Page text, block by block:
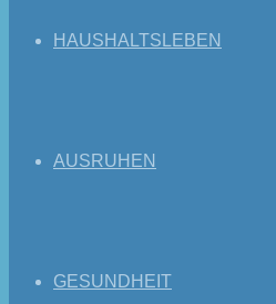
HAUSHALTSLEBEN
AUSRUHEN
GESUNDHEIT